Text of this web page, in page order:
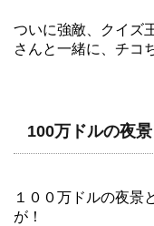
ついに強敵、クイズ
さんと一緒に、チコ
100万ドルの夜景
１００万ドルの夜景
が！